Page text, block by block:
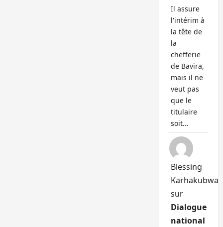
Il assure
l'intérim à
la tête de
la
chefferie
de Bavira,
mais il ne
veut pas
que le
titulaire
soit…
Blessing
Karhakubwa
sur
Dialogue
national